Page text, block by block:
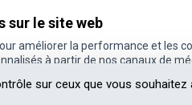
sur ceux que vous souhaitez
sur le site web
améliorer la performance et les
à partir de nos canaux de